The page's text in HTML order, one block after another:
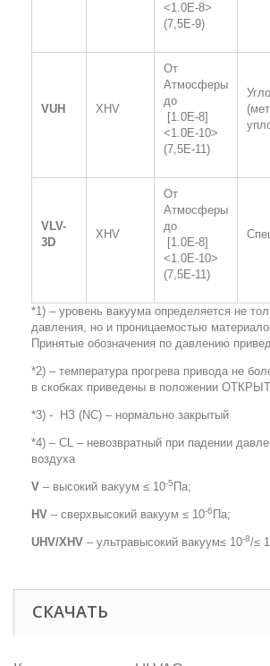
<1.0E-8>
(7,5E-9)
VUH XHV
От
Атмосферы
до
[1.0E-8]
<1.0E-10>
(7,5E-11)
VLV-
3D
XHV
От
Атмосферы
до
[1.0E-8]
<1.0E-10>
(7,5E-11)
*1) – уровень вакуума определяется не
давления, но и проницаемостью
Принятые обозначения по давлению
*2) – температура прогрева привода не
в скобках приведены в положении
*3) - НЗ (NC) – нормально закрытый
*4) – CL – невозвратный при падении
воздуха
V – высокий вакуум ≤ 10-5 Па;
HV – сверхвысокий вакуум ≤ 10-6 Па;
UHV/XHV – ультравысокий вакуум≤ 10-8/≤
СКАЧАТЬ